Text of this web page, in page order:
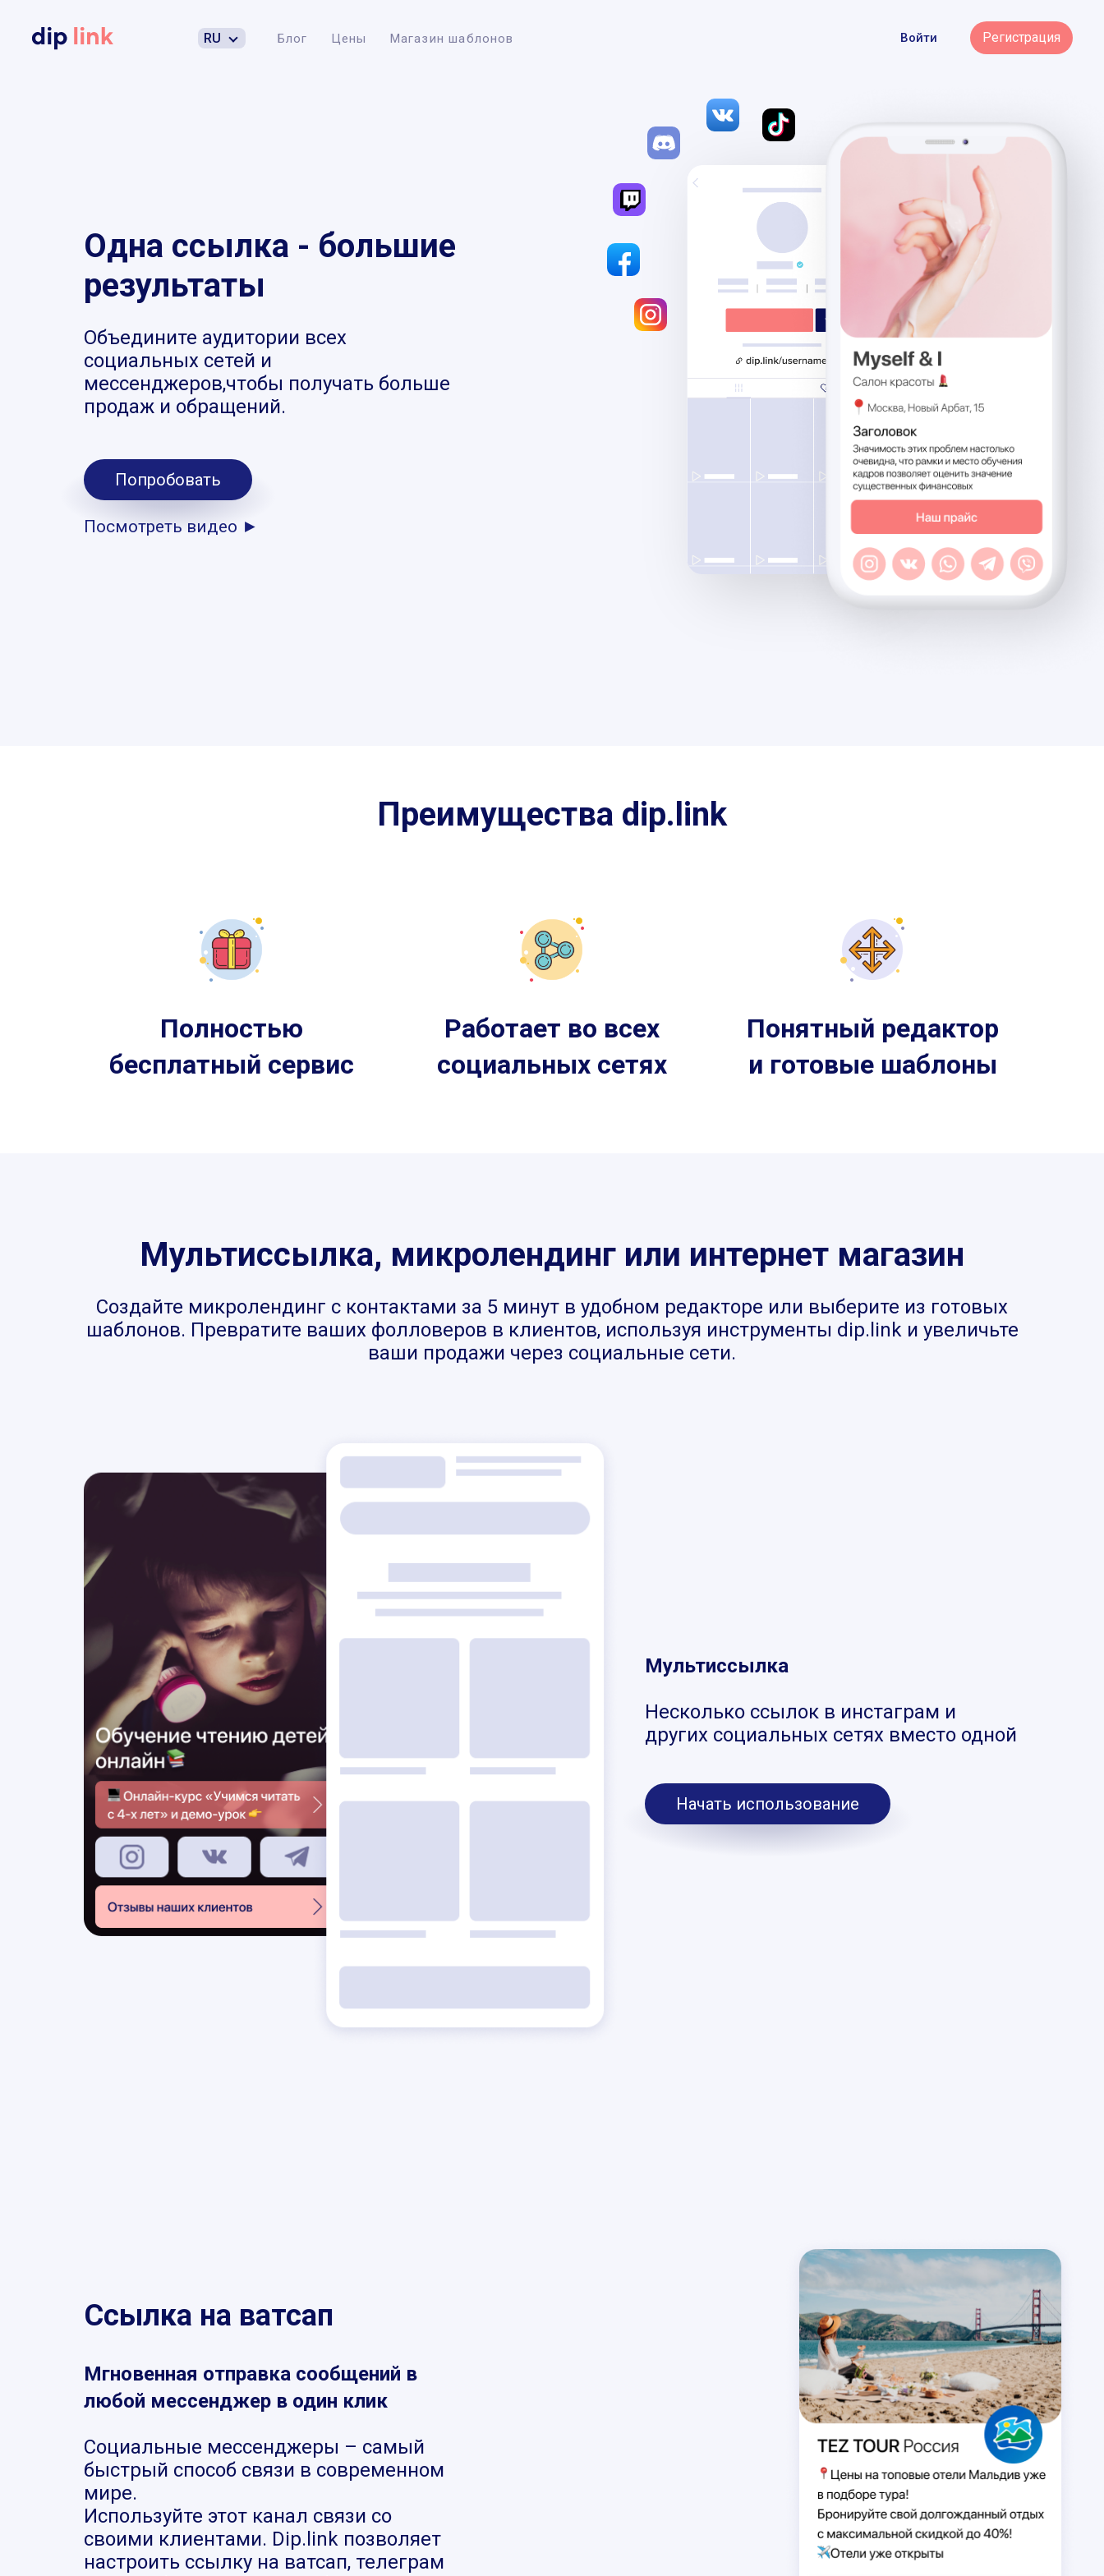
RU Блог Цены Магазин шаблонов Войти Регистрация
Одна ссылка - большие
результаты
Объедините аудитории всех
социальных сетей и
мессенджеров,чтобы получать больше
продаж и обращений.
Попробовать
Посмотреть видео ►
Преимущества dip.link
Полностью
бесплатный сервис
Работает во всех
социальных сетях
Понятный редактор
и готовые шаблоны
Мультиссылка, микролендинг или интернет магазин
Создайте микролендинг с контактами за 5 минут в удобном редакторе или выберите из готовых
шаблонов. Превратите ваших фолловеров в клиентов, используя инструменты dip.link и увеличьте
ваши продажи через социальные сети.
Мультиссылка
Несколько ссылок в инстаграм и
других социальных сетях вместо одной
Начать использование
SKYPE
MESSENGER
VIBER
TELEGRAM
WHATSAPP
Здравствуйте! Хочу заказать
☀️
Ссылка на ватсап
Мгновенная отправка сообщений в
любой мессенджер в один клик
Социальные мессенджеры – самый
быстрый способ связи в современном
мире.
Используйте этот канал связи со
своими клиентами. Dip.link позволяет
настроить ссылку на ватсап, телеграм